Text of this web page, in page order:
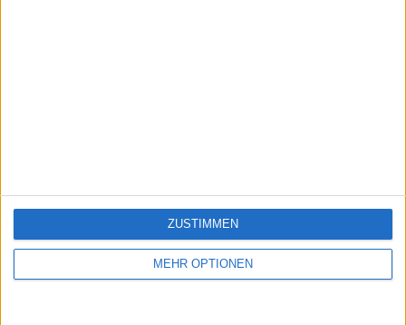
MEHR OPTIONEN
ZUSTIMMEN